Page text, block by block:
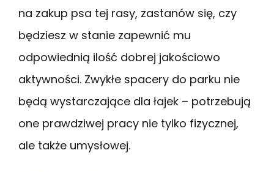
na zakup psa tej rasy, zastanów się, czy
będziesz w stanie zapewnić mu
odpowiednią ilość dobrej jakościowo
aktywności. Zwykłe spacery do parku nie
będą wystarczające dla łajek – potrzebują
one prawdziwej pracy nie tylko fizycznej,
ale także umysłowej.